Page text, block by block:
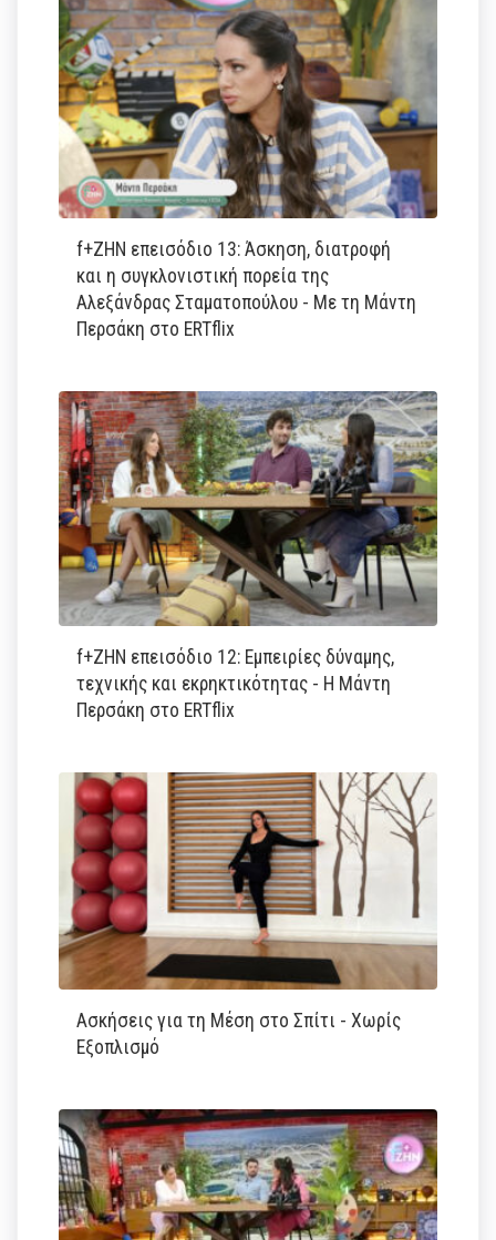
f+ΖΗΝ επεισόδιο 13: Άσκηση, διατροφή
και η συγκλονιστική πορεία της
Αλεξάνδρας Σταματοπούλου - Με τη Μάντη
Περσάκη στο ERTflix
f+ΖΗΝ επεισόδιο 12: Εμπειρίες δύναμης,
τεχνικής και εκρηκτικότητας - Η Μάντη
Περσάκη στο ERTflix
Ασκήσεις για τη Μέση στο Σπίτι - Χωρίς
Εξοπλισμό